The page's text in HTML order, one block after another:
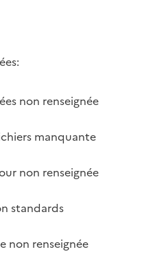
non renseignée
manquante
non renseignée
standards
non renseignée